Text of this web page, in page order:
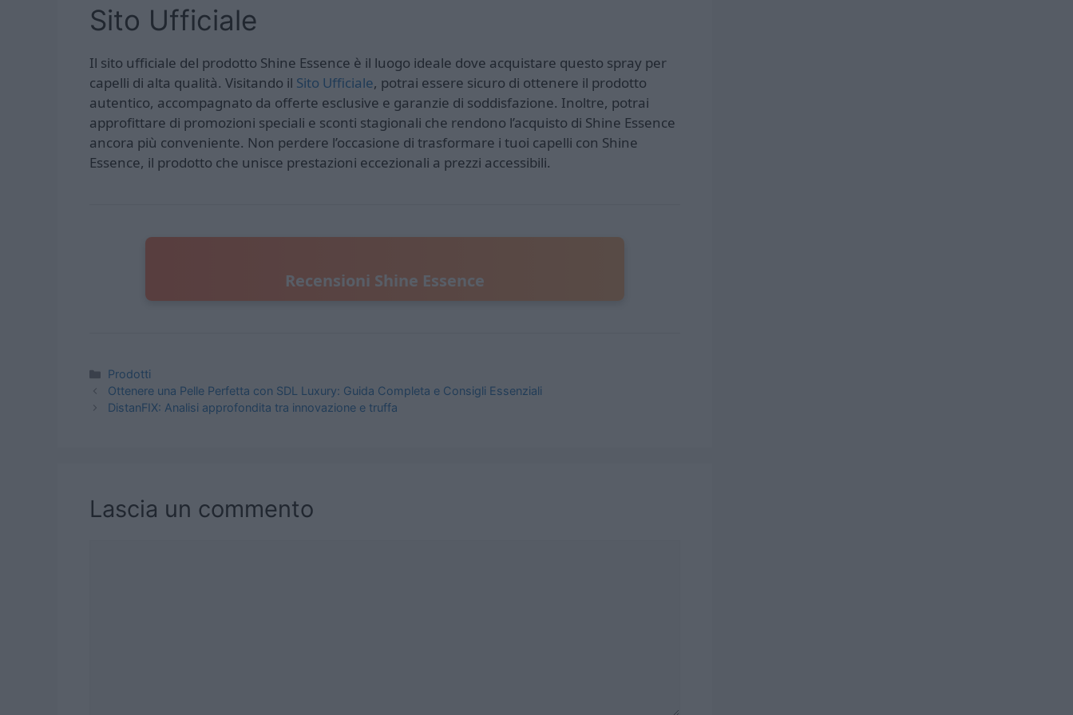
Sito Ufficiale
Il sito ufficiale del prodotto Shine Essence è il luogo ideale dove acquistare questo spray per
capelli di alta qualità. Visitando il Sito Ufficiale, potrai essere sicuro di ottenere il prodotto
autentico, accompagnato da offerte esclusive e garanzie di soddisfazione. Inoltre, potrai
approfittare di promozioni speciali e sconti stagionali che rendono l’acquisto di Shine Essence
ancora più conveniente. Non perdere l’occasione di trasformare i tuoi capelli con Shine
Essence, il prodotto che unisce prestazioni eccezionali a prezzi accessibili.
Recensioni Shine Essence
Categorie
Prodotti
Ottenere una Pelle Perfetta con SDL Luxury: Guida Completa e Consigli Essenziali
DistanFIX: Analisi approfondita tra innovazione e truffa
Lascia un commento